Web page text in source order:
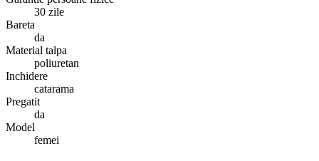
30 zile
Bareta
da
Material talpa
poliuretan
Inchidere
catarama
Pregatit
da
Model
femei